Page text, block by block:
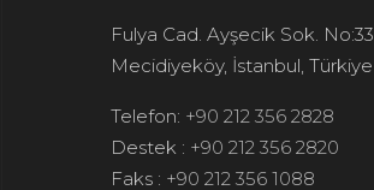
Fulya Cad. Ayşecik Sok. No:33
Mecidiyeköy, İstanbul, Türkiye
Telefon: +90 212 356 2828
Destek : +90 212 356 2820
Faks : +90 212 356 1088